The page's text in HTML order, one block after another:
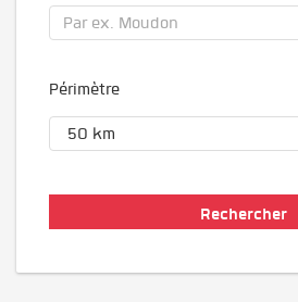
Périmètre